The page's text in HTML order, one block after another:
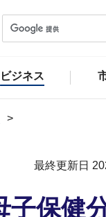
ビジネス
最終更新日
保健分